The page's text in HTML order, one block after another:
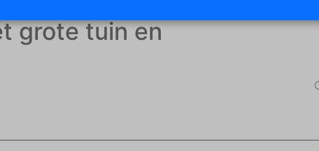
grote tuin en
cookies helpen een website bruikbaarder te maken, door
site gebruikt cookies en Google technologieën om het siteverkeer te